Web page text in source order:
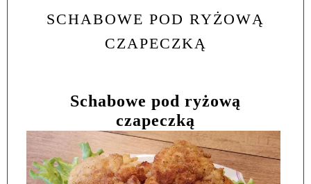
SCHABOWE POD RYŻOWĄ
CZAPECZKĄ
Schabowe pod ryżową
czapeczką